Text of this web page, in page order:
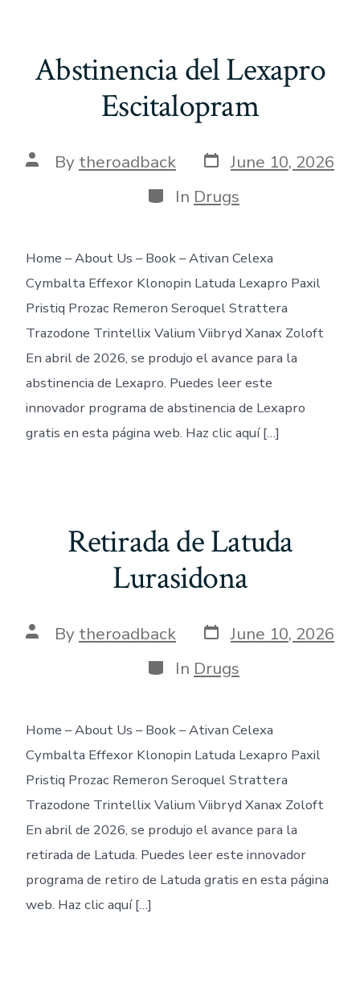
Abstinencia del Lexapro
Escitalopram
Post
author
By theroadback Post
date
June 10, 2026
Categories
In Drugs
Home – About Us – Book – Ativan Celexa
Cymbalta Effexor Klonopin Latuda Lexapro Paxil
Pristiq Prozac Remeron Seroquel Strattera
Trazodone Trintellix Valium Viibryd Xanax Zoloft
En abril de 2026, se produjo el avance para la
abstinencia de Lexapro. Puedes leer este
innovador programa de abstinencia de Lexapro
gratis en esta página web. Haz clic aquí […]
Retirada de Latuda
Lurasidona
Post
author
By theroadback Post
date
June 10, 2026
Categories
In Drugs
Home – About Us – Book – Ativan Celexa
Cymbalta Effexor Klonopin Latuda Lexapro Paxil
Pristiq Prozac Remeron Seroquel Strattera
Trazodone Trintellix Valium Viibryd Xanax Zoloft
En abril de 2026, se produjo el avance para la
retirada de Latuda. Puedes leer este innovador
programa de retiro de Latuda gratis en esta página
web. Haz clic aquí […]